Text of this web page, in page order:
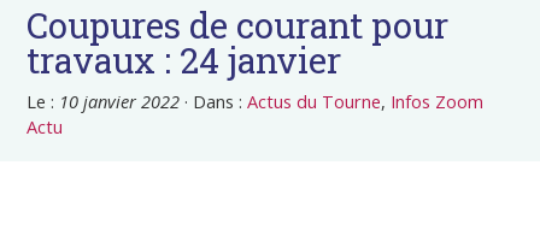
Coupures de courant pour
travaux : 24 janvier
Le : 10 janvier 2022 · Dans :Actus du Tourne, Infos Zoom
Actu